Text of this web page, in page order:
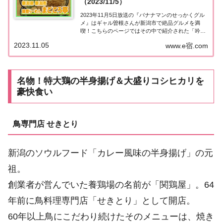
（2023/11/5）
2023年11月5日放送の『バナナマンのせっかくグル
メ』はギャル曽根さんが新潟市で絶品グルメを満
喫！こちらのページではその中で紹介された「吟醸
詳しくはこちら！新潟市「吟醸味噌らーめん まごこ
ろ亭」地元の人に「せっかくこの町に来たなら...
www.e宿.com
2023.11.05
名物！特大鶏の半身揚げ＆大盛りコシヒカリを
豪快食い
鳥専門店 せきとり
新潟のソウルフード「カレー風味の半身揚げ」の元
祖。
創業者が営んでいた養鶏場の名前が「関鶏屋」。64
年前に鳥料理専門店「せきとり」として開店。
60年以上鳥にこだわり続けたそのメニューは、焼き